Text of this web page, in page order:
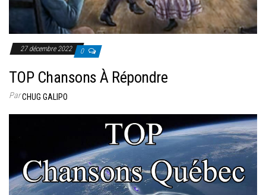
27 décembre 2022 0
TOP Chansons À Répondre
ParCHUG GALIPO